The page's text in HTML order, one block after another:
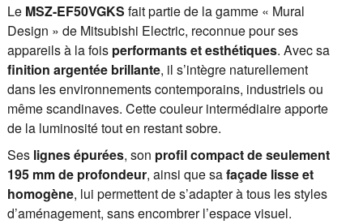
Le MSZ-EF50VGKS fait partie de la gamme « Mural
Design » de Mitsubishi Electric, reconnue pour ses
appareils à la fois performants et esthétiques. Avec sa
finition argentée brillante, il s’intègre naturellement
dans les environnements contemporains, industriels ou
même scandinaves. Cette couleur intermédiaire apporte
de la luminosité tout en restant sobre.
Ses lignes épurées, son profil compact de seulement
195 mm de profondeur, ainsi que safaçade lisse et
homogène, lui permettent de s’adapter à tous les styles
d’aménagement, sans encombrer l’espace visuel.